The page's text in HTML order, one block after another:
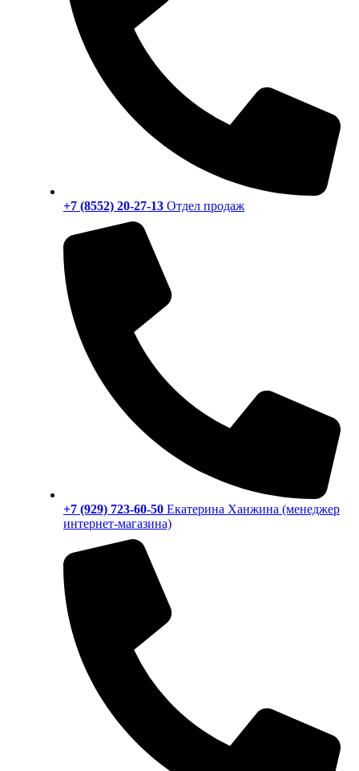
+7 (8552) 20-27-13 Отдел продаж
+7 (929) 723-60-50 Екатерина Ханжина (менеджер
интернет-магазина)